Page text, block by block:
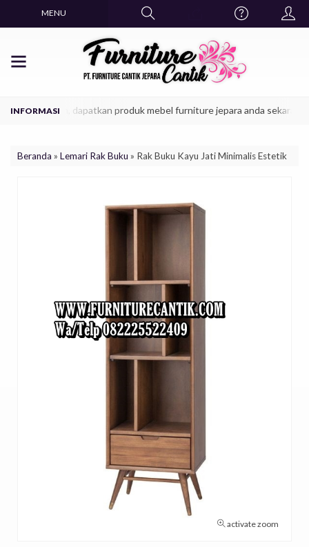
MENU
kekinian, dapatkan produk mebel furniture jepara anda sekarang
Beranda » Lemari Rak Buku » Rak Buku Kayu Jati Minimalis Estetik
activate zoom